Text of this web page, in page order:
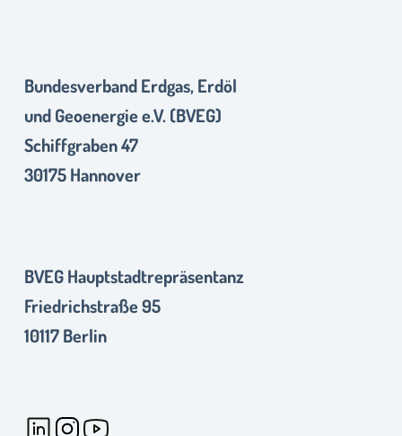
Bundesverband Erdgas, Erdöl
und Geoenergie e.V. (BVEG)
Schiffgraben 47
30175 Hannover
BVEG Hauptstadtrepräsentanz
Friedrichstraße 95
10117 Berlin